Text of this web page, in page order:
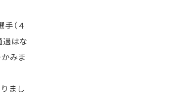
（４
はな
みま
まし